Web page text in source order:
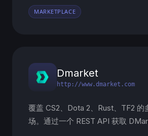
MARKETPLACE
Dmarket
http://www.dmarket.com
覆盖 CS2、Dota 2、Rust、TF2 的
场。通过一个 REST API 获取